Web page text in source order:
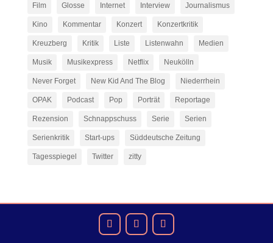
Film Glosse Internet Interview Journalismus
Kino Kommentar Konzert Konzertkritik
Kreuzberg Kritik Liste Listenwahn Medien
Musik Musikexpress Netflix Neukölln
Never Forget New Kid And The Blog Niederrhein
OPAK Podcast Pop Porträt Reportage
Rezension Schnappschuss Serie Serien
Serienkritik Start-ups Süddeutsche Zeitung
Tagesspiegel Twitter zitty